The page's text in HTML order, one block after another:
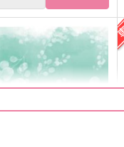
忘れらんないでしょ！
円（税込）